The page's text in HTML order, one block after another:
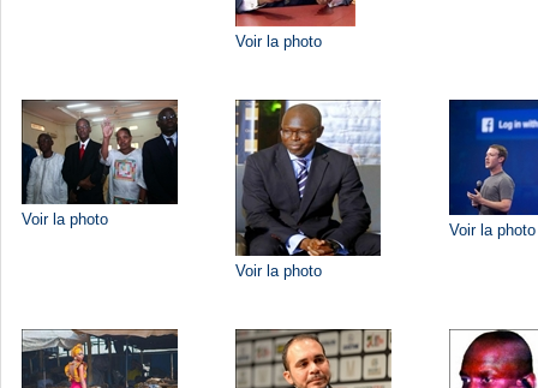
Voir la photo
Voir la photo
Voir la photo
Voir la photo